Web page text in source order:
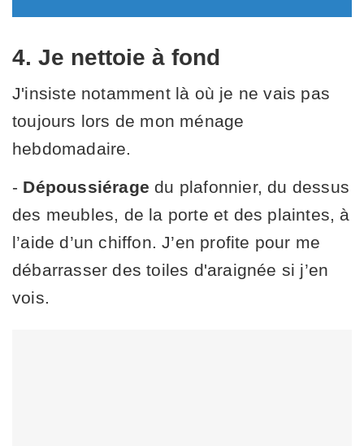
4. Je nettoie à fond
J'insiste notamment là où je ne vais pas
toujours lors de mon ménage
hebdomadaire.
- Dépoussiérage du plafonnier, du dessus
des meubles, de la porte et des plaintes, à
l’aide d’un chiffon. J’en profite pour me
débarrasser des toiles d'araignée si j’en
vois.